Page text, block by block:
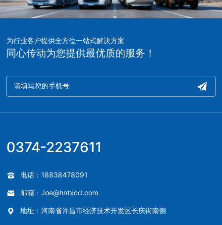
为行业客户提供全方位一站式解决方案
同心传动为您提供最优质的服务！
0374-2237611
电话：18838478091
邮箱：Joe@hntxcd.com
地址：河南省许昌市经济技术开发区长庆街南侧